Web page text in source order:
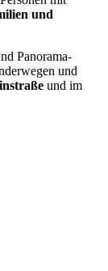
und
Panorama-
und
und im